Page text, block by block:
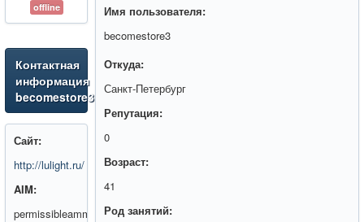
offline
Контактная
информация
becomestore3
Сайт:
http://lulight.ru/
AIM:
permissibleammo
Имя пользователя:
becomestore3
Откуда:
Санкт-Петербург
Репутация:
0
Возраст:
41
Род занятий: